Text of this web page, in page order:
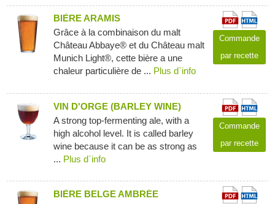
BIÈRE ARAMIS
Grâce à la combinaison du malt
Château Abbaye® et du Château malt
Munich Light®, cette bière a une
chaleur particulière de ... Plus d`info
Commande
par recette
VIN D'ORGE (BARLEY WINE)
A strong top-fermenting ale, with a
high alcohol level. It is called barley
wine because it can be as strong as
... Plus d`info
Commande
par recette
BIÈRE BELGE AMBRÉE